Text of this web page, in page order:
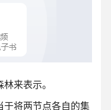
来表示。
于将两节点各自的集